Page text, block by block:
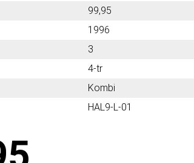
99,95
1996
3
4-tr
Kombi
HAL9-L-01